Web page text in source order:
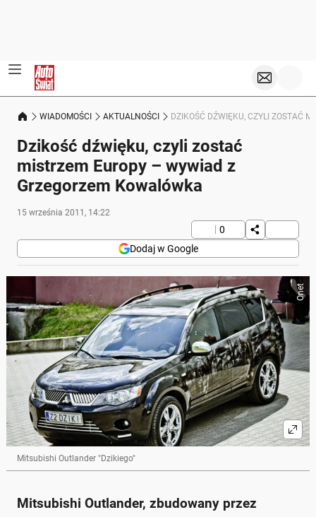
WIADOMOŚCI AKTUALNOŚCI DZIKOŚĆ DŹWIĘKU, CZYLI ZOSTAĆ
Dzikość dźwięku, czyli zostać
mistrzem Europy – wywiad z
Grzegorzem Kowalówka
15 września 2011, 14:22
0
Dodaj w Google
Onet
Mitsubishi Outlander "Dzikiego"
Mitsubishi Outlander, zbudowany przez